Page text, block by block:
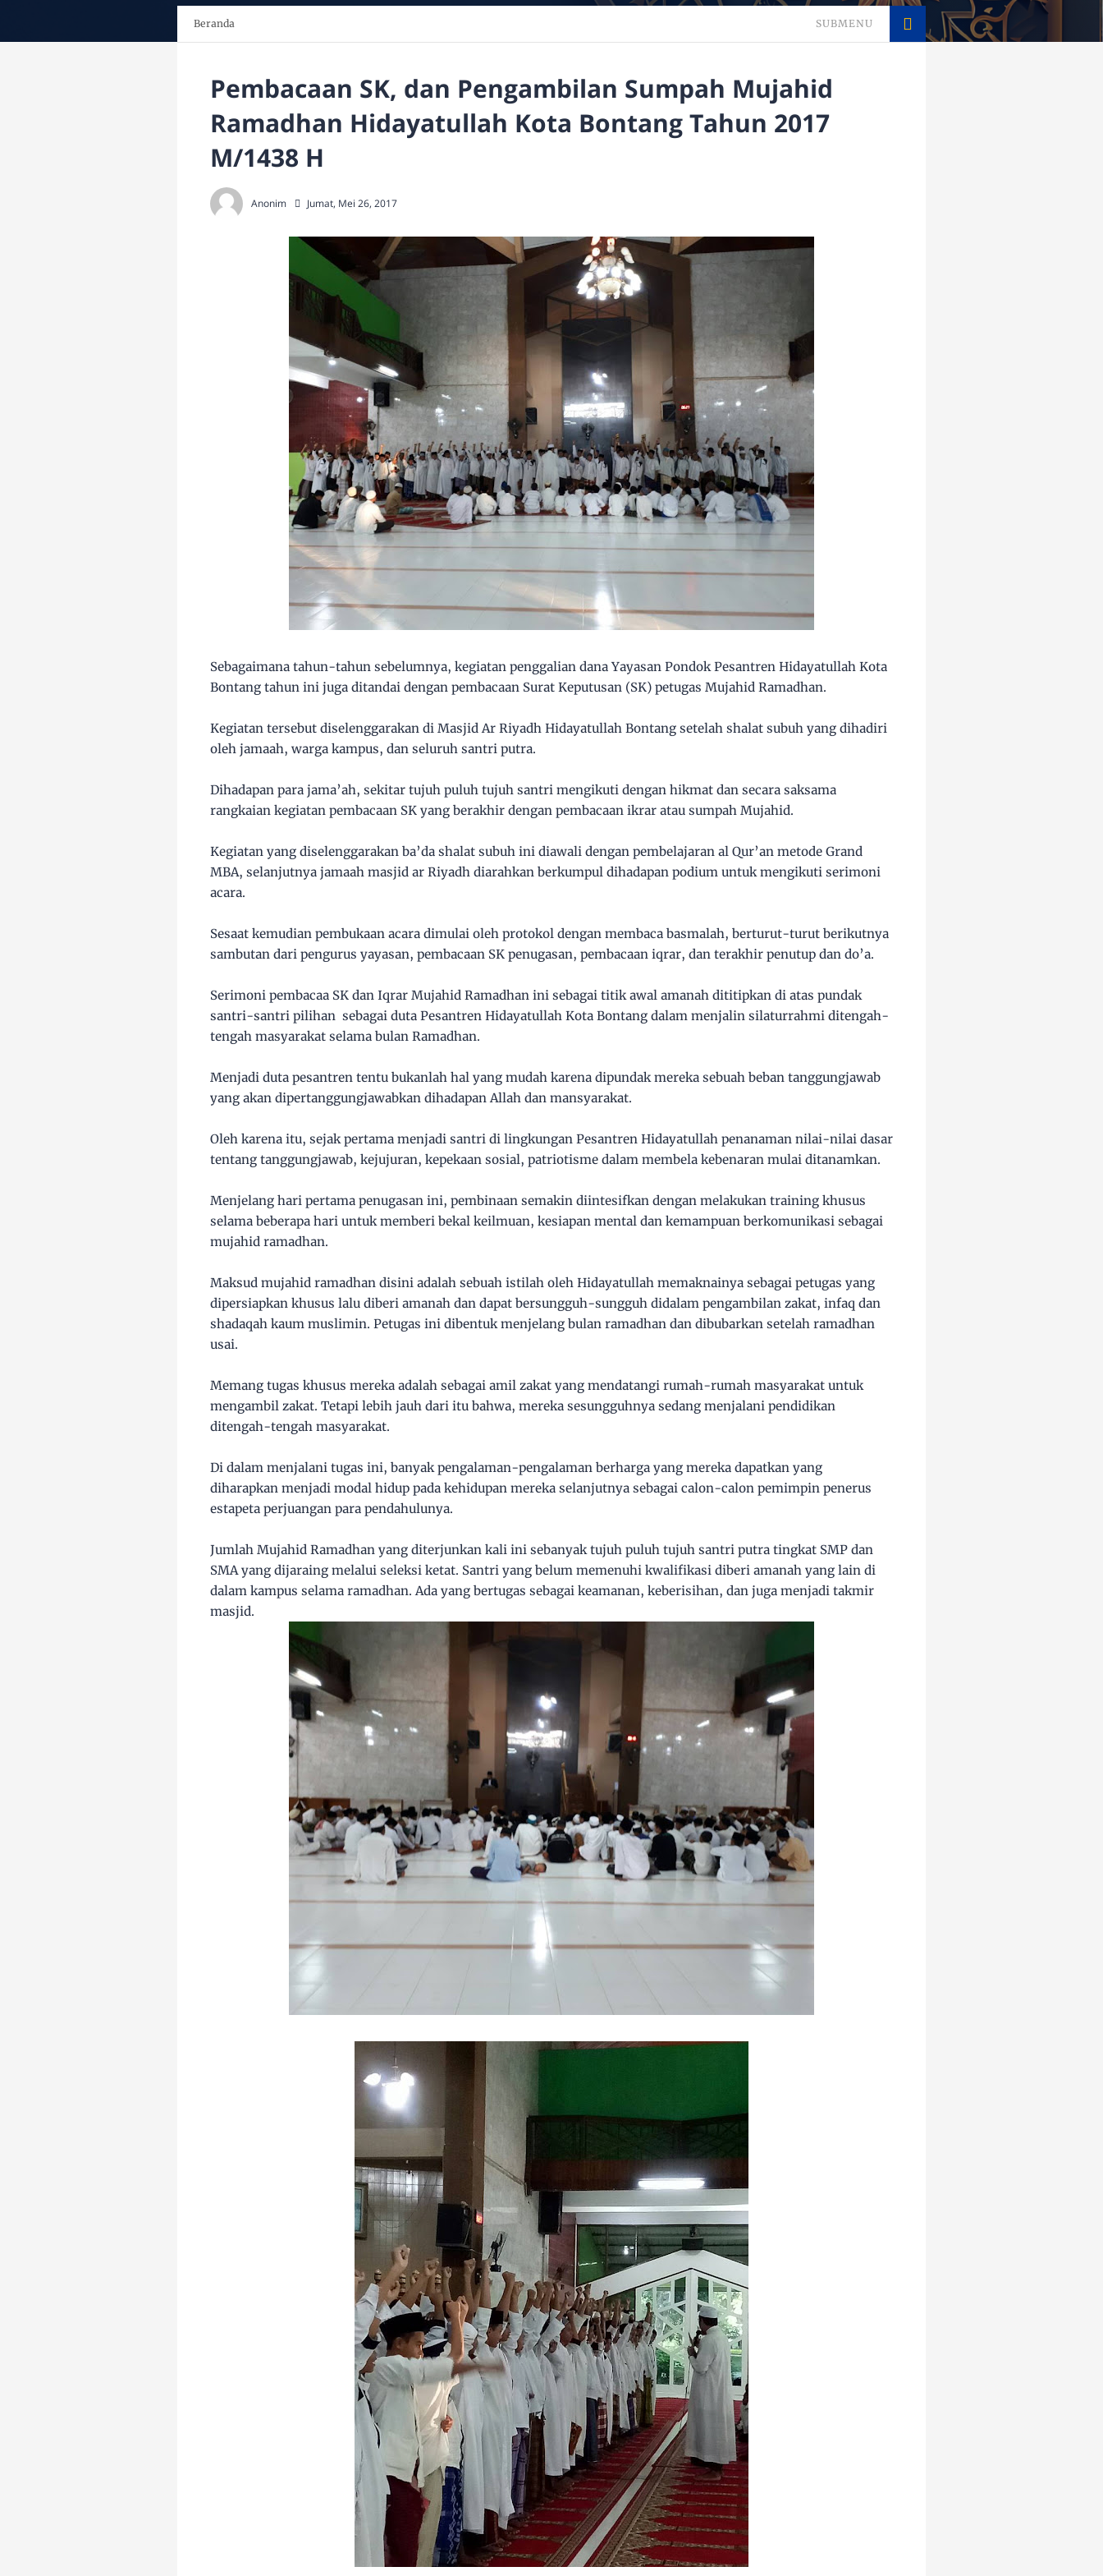
Beranda SUBMENU
Pembacaan SK, dan Pengambilan Sumpah Mujahid
Ramadhan Hidayatullah Kota Bontang Tahun 2017
M/1438 H
Anonim Jumat, Mei 26, 2017
Sebagaimana tahun-tahun sebelumnya, kegiatan penggalian dana Yayasan Pondok Pesantren Hidayatullah Kota
Bontang tahun ini juga ditandai dengan pembacaan Surat Keputusan (SK) petugas Mujahid Ramadhan.
Kegiatan tersebut diselenggarakan di Masjid Ar Riyadh Hidayatullah Bontang setelah shalat subuh yang dihadiri
oleh jamaah, warga kampus, dan seluruh santri putra.
Dihadapan para jama’ah, sekitar tujuh puluh tujuh santri mengikuti dengan hikmat dan secara saksama
rangkaian kegiatan pembacaan SK yang berakhir dengan pembacaan ikrar atau sumpah Mujahid.
Kegiatan yang diselenggarakan ba’da shalat subuh ini diawali dengan pembelajaran al Qur’an metode Grand
MBA, selanjutnya jamaah masjid ar Riyadh diarahkan berkumpul dihadapan podium untuk mengikuti serimoni
acara.
Sesaat kemudian pembukaan acara dimulai oleh protokol dengan membaca basmalah, berturut-turut berikutnya
sambutan dari pengurus yayasan, pembacaan SK penugasan, pembacaan iqrar, dan terakhir penutup dan do’a.
Serimoni pembacaa SK dan Iqrar Mujahid Ramadhan ini sebagai titik awal amanah dititipkan di atas pundak
santri-santri pilihan sebagai duta Pesantren Hidayatullah Kota Bontang dalam menjalin silaturrahmi ditengah-
tengah masyarakat selama bulan Ramadhan.
Menjadi duta pesantren tentu bukanlah hal yang mudah karena dipundak mereka sebuah beban tanggungjawab
yang akan dipertanggungjawabkan dihadapan Allah dan mansyarakat.
Oleh karena itu, sejak pertama menjadi santri di lingkungan Pesantren Hidayatullah penanaman nilai-nilai dasar
tentang tanggungjawab, kejujuran, kepekaan sosial, patriotisme dalam membela kebenaran mulai ditanamkan.
Menjelang hari pertama penugasan ini, pembinaan semakin diintesifkan dengan melakukan training khusus
selama beberapa hari untuk memberi bekal keilmuan, kesiapan mental dan kemampuan berkomunikasi sebagai
mujahid ramadhan.
Maksud mujahid ramadhan disini adalah sebuah istilah oleh Hidayatullah memaknainya sebagai petugas yang
dipersiapkan khusus lalu diberi amanah dan dapat bersungguh-sungguh didalam pengambilan zakat, infaq dan
shadaqah kaum muslimin. Petugas ini dibentuk menjelang bulan ramadhan dan dibubarkan setelah ramadhan
usai.
Memang tugas khusus mereka adalah sebagai amil zakat yang mendatangi rumah-rumah masyarakat untuk
mengambil zakat. Tetapi lebih jauh dari itu bahwa, mereka sesungguhnya sedang menjalani pendidikan
ditengah-tengah masyarakat.
Di dalam menjalani tugas ini, banyak pengalaman-pengalaman berharga yang mereka dapatkan yang
diharapkan menjadi modal hidup pada kehidupan mereka selanjutnya sebagai calon-calon pemimpin penerus
estapeta perjuangan para pendahulunya.
Jumlah Mujahid Ramadhan yang diterjunkan kali ini sebanyak tujuh puluh tujuh santri putra tingkat SMP dan
SMA yang dijaraing melalui seleksi ketat. Santri yang belum memenuhi kwalifikasi diberi amanah yang lain di
dalam kampus selama ramadhan. Ada yang bertugas sebagai keamanan, keberisihan, dan juga menjadi takmir
masjid.